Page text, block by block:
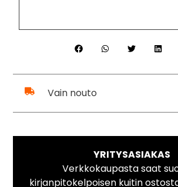
Vain nouto
YRITYSASIAKAS
Verkkokaupasta saat
kirjanpitokelpoisen kuitin